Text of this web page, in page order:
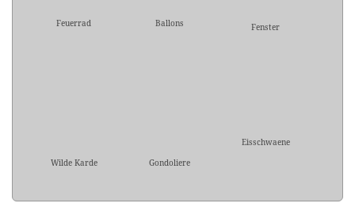
Feuerrad Ballons Fenster
Wilde Karde Gondoliere
Eisschwaene